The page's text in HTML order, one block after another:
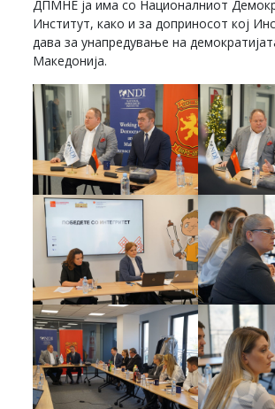
ДПМНЕ ја има со Националниот
Институт, како и за доприносот кој
дава за унапредување на
Македонија.